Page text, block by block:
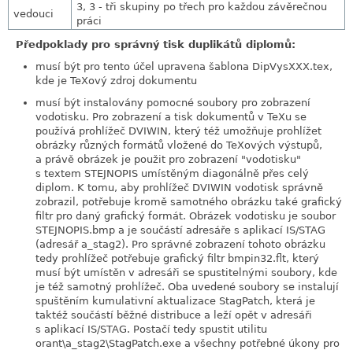
vedouci
3, 3 - tři skupiny po třech pro každou závěrečnou
práci
Předpoklady pro správný tisk duplikátů diplomů:
musí být pro tento účel upravena šablona DipVysXXX.tex,
kde je TeXový zdroj dokumentu
musí být instalovány pomocné soubory pro zobrazení
vodotisku. Pro zobrazení a tisk dokumentů v TeXu se
používá prohlížeč DVIWIN, který též umožňuje prohlížet
obrázky různých formátů vložené do TeXových výstupů,
a právě obrázek je použit pro zobrazení "vodotisku"
s textem STEJNOPIS umístěným diagonálně přes celý
diplom. K tomu, aby prohlížeč DVIWIN vodotisk správně
zobrazil, potřebuje kromě samotného obrázku také grafický
filtr pro daný grafický formát. Obrázek vodotisku je soubor
STEJNOPIS.bmp a je součástí adresáře s aplikací IS/STAG
(adresář a_stag2). Pro správné zobrazení tohoto obrázku
tedy prohlížeč potřebuje grafický filtr bmpin32.flt, který
musí být umístěn v adresáři se spustitelnými soubory, kde
je též samotný prohlížeč. Oba uvedené soubory se instalují
spuštěním kumulativní aktualizace StagPatch, která je
taktéž součástí běžné distribuce a leží opět v adresáři
s aplikací IS/STAG. Postačí tedy spustit utilitu
orant\a_stag2\StagPatch.exe a všechny potřebné úkony pro